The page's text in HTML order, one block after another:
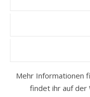
Mehr Informationen
findet ihr auf der